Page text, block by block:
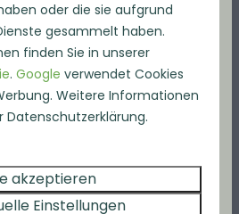
erleben rund um Het
Vielzahl von Einrichtungen,
wie möglich ist. Egal,
oder für Abenteuer
bei Bosmeer
für einen
20 % Rabatt auf alle
Sie lange Tage, frische
oder die sie aufgrund
gesammelt haben.
finden Sie in unserer
.Google verwendet Cookies
Weitere Informationen
Datenschutzerklärung.
akzeptieren
Einstellungen